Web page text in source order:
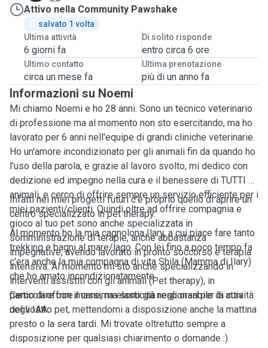
Attivo nella Community Pawshake
salvato 1 volta
Ultima attività
6 giorni fa
Di solito risponde
entro circa 6 ore
Ultimo contatto
circa un mese fa
Ultima prenotazione
più di un anno fa
Informazioni su Noemi
Mi chiamo Noemi e ho 28 anni. Sono un tecnico veterinario
di professione ma al momento non sto esercitando, ma ho
lavorato per 6 anni nell'equipe di grandi cliniche veterinarie.
Ho un'amore incondizionato per gli animali fin da quando ho
l'uso della parola, e grazie al lavoro svolto, mi dedico con
dedizione ed impegno nella cura e il benessere di TUTTI gli
animali, e cerco di offrire sempre un servizio efficiente per i
miei pazienti/clienti. Quindi oltre ad offrire compagnia e
gioco al tuo pet sono anche specializzata in
somministrazione di terapie, anche abbastanza
impegnative, avendo lavorato in pronto soccorso e terapia
intensiva. Al momento mi sto anche specializzando in
interventi assistiti con gli animali (Pet therapy), in
particolare con il cane, ma sono già responsabile di attività
negli IAA.
Infatti nei miei progetti futuri c'è proprio quello di aprire un
centro specializzato in pet therapy.
Al momento ho la mia cagnolona Ilary, a cui piace fare tanto
trekking e bagni al mare/lago. Con lei fino a poco tempo fa
c'era anche la mia compagna di vita Shila (Mamma di Ilary)
che ho amato incondizionatamente.
Cerco di offrire massima elasticità negli orari per la cura
del vostro pet, mettendomi a disposizione anche la mattina
presto o la sera tardi. Mi trovate oltretutto sempre a
disposizione per qualsiasi chiarimento o domande :)